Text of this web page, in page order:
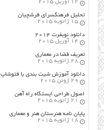
12 آوریل 2015
تحلیل فرهنگسرای فرشچیان
15 ژانویه 2015
دانلود نویفرت ۲۰۱۴
14 آوریل 2015
تعریف فضا در معماری
28 ژانویه 2015
دانلود آموزش شیت بندی با فتوشاپ
29 ژوئن 2015
اصول طراحي ایستگاه راه آهن
21 ژانویه 2015
پایان نامه هنرستان هنر و معماري
18 ژانویه 2015